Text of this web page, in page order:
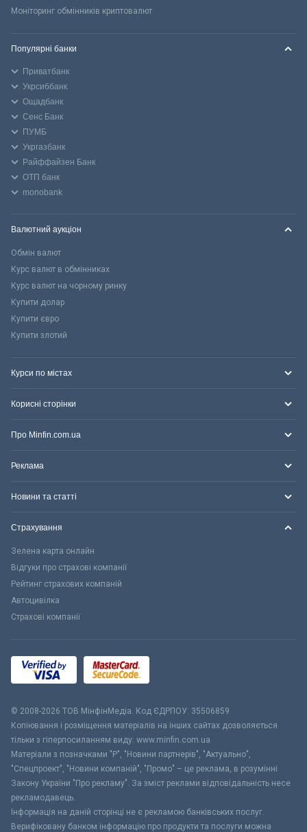
Моніторинг обмінників криптовалют
Популярні банки
Приватбанк
Укрсиббанк
Ощадбанк
Сенс Банк
ПУМБ
Укргазбанк
Райффайзен Банк
ОТП банк
monobank
Валютний аукціон
Обмін валют
Курс валют в обмінниках
Курс валют на чорному ринку
Купити долар
Купити євро
Купити злотий
Курси по містах
Корисні сторінки
Про Minfin.com.ua
Реклама
Новини та статті
Страхування
Зелена карта онлайн
Відгуки про страхові компанії
Рейтинг страхових компаній
Автоцивілка
Страхові компанії
© 2008-2026 ТОВ МiнфiнМедiа. Код ЄДРПОУ: 35506859
Копіювання і розміщення матеріалів на інших сайтах дозволяється
тільки з гіперпосиланням виду: www.minfin.com.ua
Матеріали з позначками "Р", "Новини партнерів", "Актуально",
"Спецпроект", "Новини компаній", "Промо" – це реклама, в розумінні
Закону України "Про рекламу". За зміст реклами відповідальність несе
рекламодавець.
Інформація на даній сторінці не є рекламою банківських послуг.
Верифіковану банком інформацію про продукти та послуги можна